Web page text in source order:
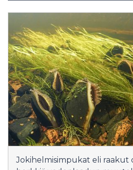
Jokihelmisimpukat eli raakut